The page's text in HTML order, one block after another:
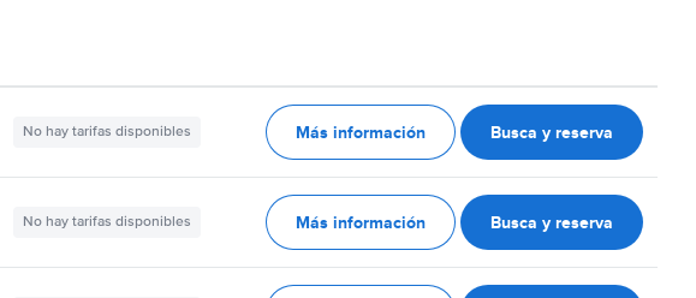
No hay tarifas disponibles Más información Busca y reserva
No hay tarifas disponibles Más información Busca y reserva